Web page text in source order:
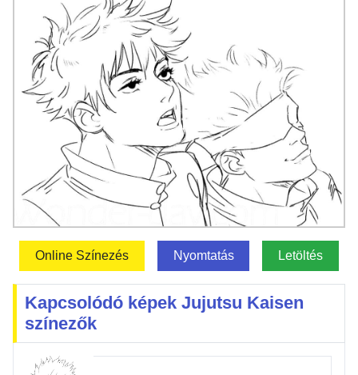
Online Színezés Nyomtatás Letöltés
Kapcsolódó képek Jujutsu Kaisen
színezők